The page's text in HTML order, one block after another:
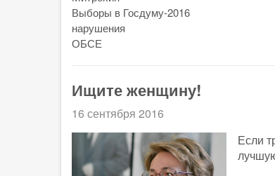
Выборы в Госдуму-2016
нарушения
ОБСЕ
Ищите женщину!
16 сентября 2016
Если